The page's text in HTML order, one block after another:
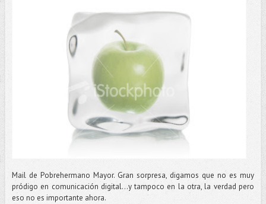
Mail de Pobrehermano Mayor. Gran sorpresa, digamos que no es muy
pródigo en comunicación digital…y tampoco en la otra, la verdad pero
eso no es importante ahora.